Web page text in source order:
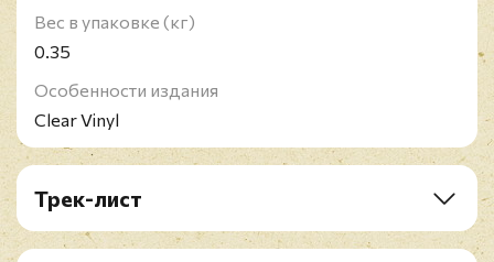
Вес в упаковке (кг)
0.35
Особенности издания
Clear Vinyl
Трек-лист
A1. See You In Hell
A2. Necromania